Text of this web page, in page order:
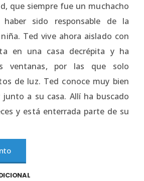
que siempre fue un muchacho
sido responsable de la
Ted vive ahora aislado con
en una casa decrépita y ha
ventanas, por las que solo
de luz. Ted conoce muy bien
a su casa. Allí ha buscado
y está enterrada parte de su